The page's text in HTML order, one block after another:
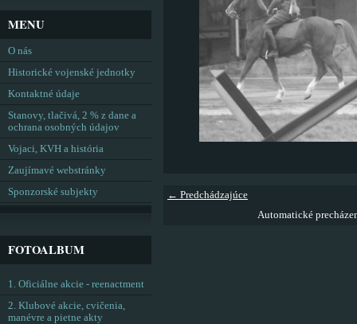
← Predchádzajúce
Automatické
MENU
O nás
Historické vojenské jednotky
Kontaktné údaje
Stanovy, tlačivá, 2 % z dane a
ochrana osobných údajov
Vojaci, KVH a história
Zaujímavé webstránky
Sponzorské subjekty
FOTOALBUM
1. Oficiálne akcie - reenactment
2. Klubové akcie, cvičenia,
manévre a pietne akty